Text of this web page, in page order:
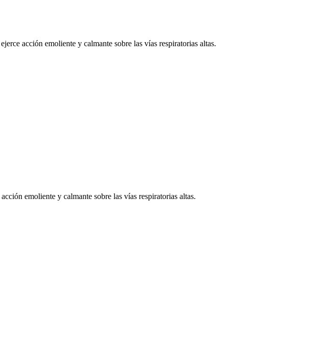
acción emoliente y calmante sobre las vías respiratorias altas.
emoliente y calmante sobre las vías respiratorias altas.